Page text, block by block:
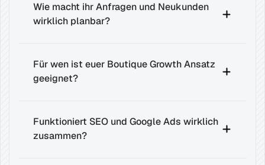
Wie macht ihr Anfragen und Neukunden
wirklich planbar?
Für wen ist euer Boutique Growth Ansatz
geeignet?
Funktioniert SEO und Google Ads wirklich
zusammen?